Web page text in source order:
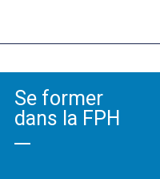
Se former
dans la FPH